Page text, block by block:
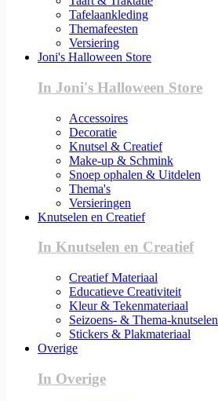
Tafelaankleding
Themafeesten
Versiering
Joni's Halloween Store
In Joni's Halloween Store
Accessoires
Decoratie
Knutsel & Creatief
Make-up & Schmink
Snoep ophalen & Uitdelen
Thema's
Versieringen
Knutselen en Creatief
In Knutselen en Creatief
Creatief Materiaal
Educatieve Creativiteit
Kleur & Tekenmateriaal
Seizoens- & Thema-knutselen
Stickers & Plakmateriaal
Overige
In Overige